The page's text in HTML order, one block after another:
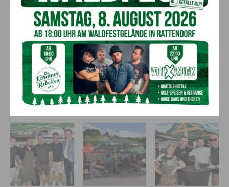
Das Ponyreiten, betreut von Sophia und Nicolas Haberle
Bildergalerie: